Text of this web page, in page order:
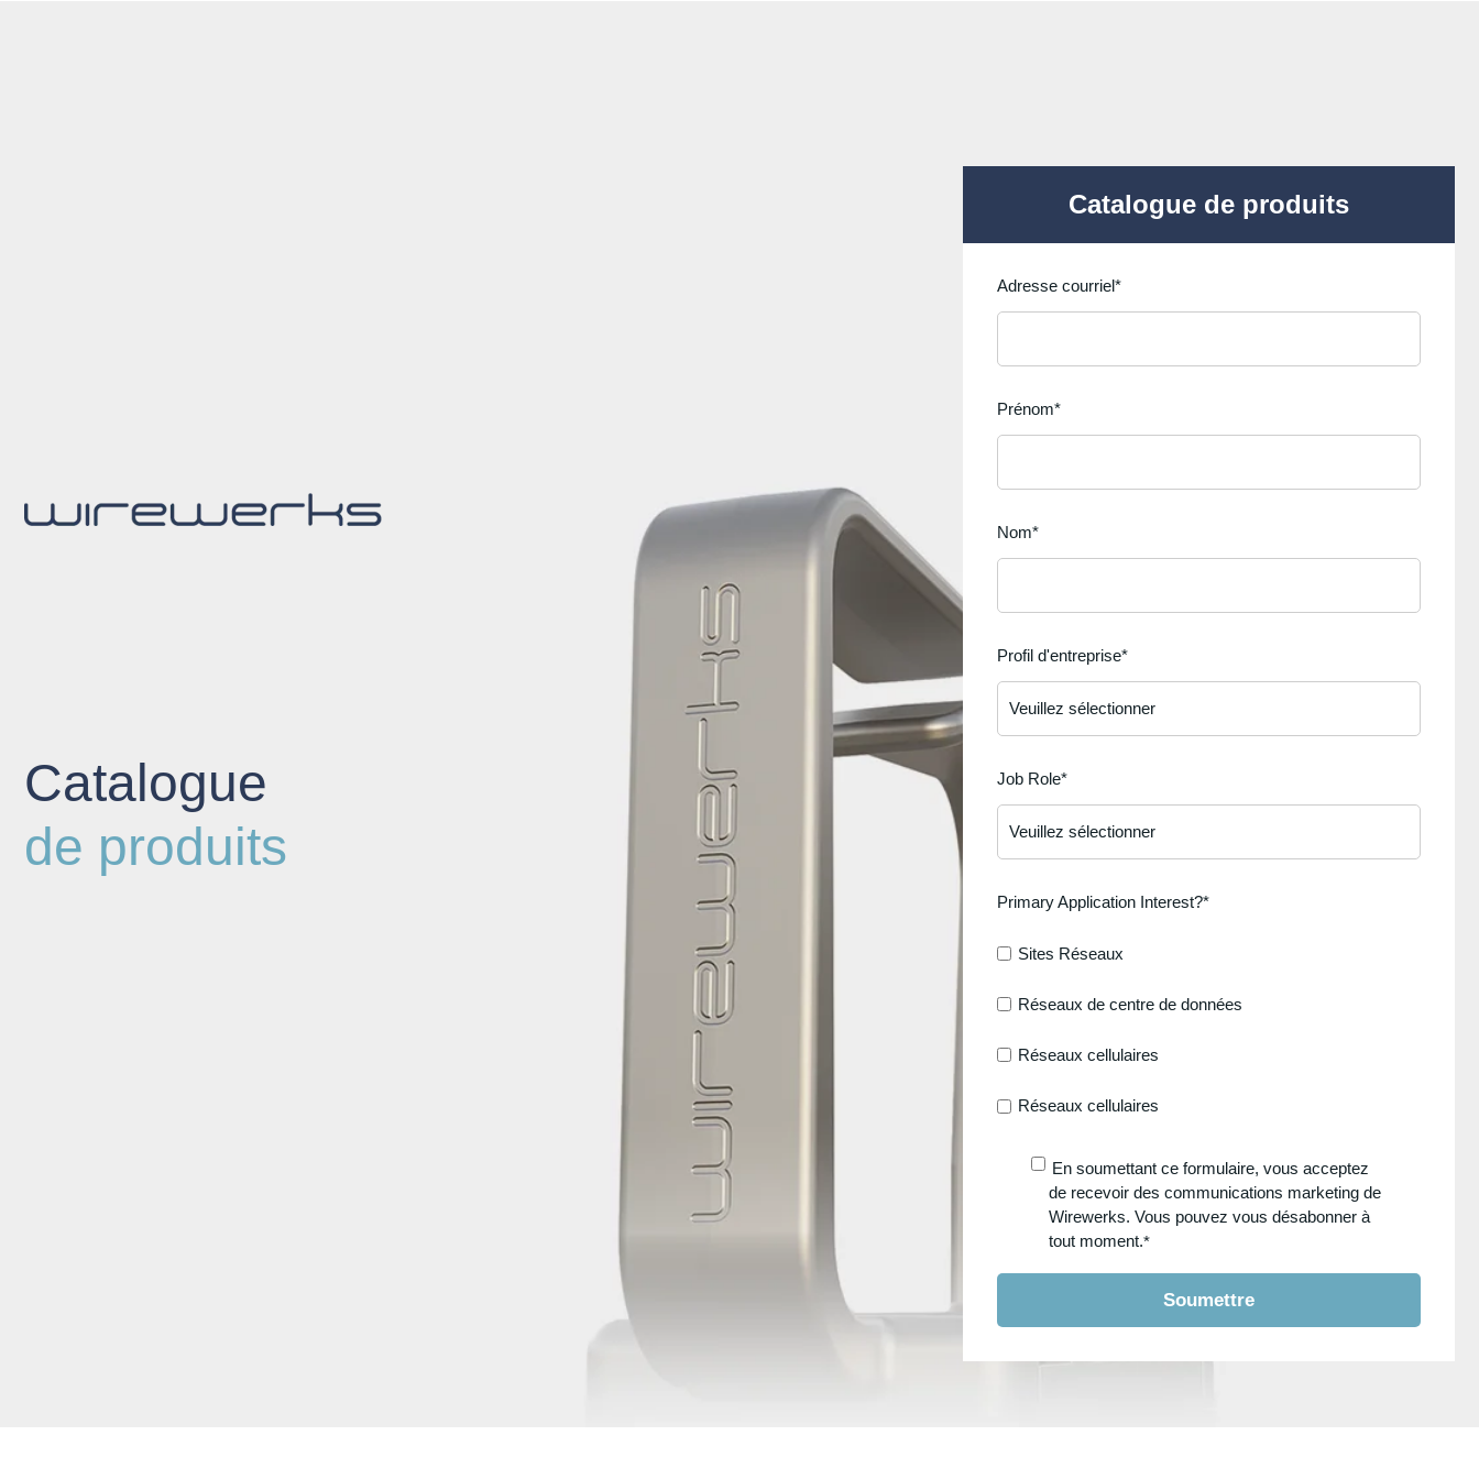
Catalogue
de produits
Catalogue de produits
Adresse courriel*
Prénom*
Nom*
Profil d'entreprise*
Job Role*
Primary Application Interest?*
Sites Réseaux
Réseaux de centre de données
Réseaux cellulaires
Réseaux cellulaires
En soumettant ce formulaire, vous acceptez
de recevoir des communications marketing de
Wirewerks. Vous pouvez vous désabonner à
tout moment.*